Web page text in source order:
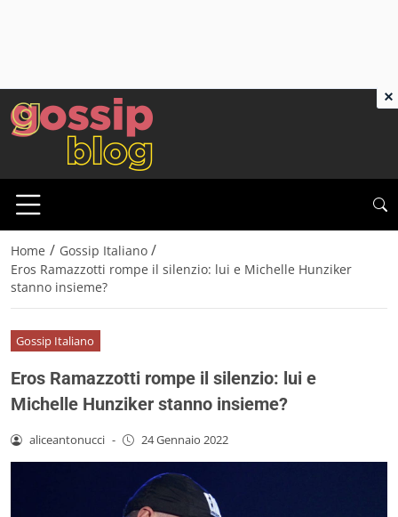
Home / Gossip Italiano /
Eros Ramazzotti rompe il silenzio: lui e Michelle Hunziker
stanno insieme?
Gossip Italiano
Eros Ramazzotti rompe il silenzio: lui e
Michelle Hunziker stanno insieme?
aliceantonucci - 24 Gennaio 2022
×